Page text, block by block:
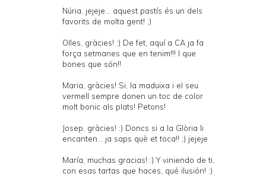
Núria, jejeje... aquest pastís és un dels
favorits de molta gent! ;)
Olles, gràcies! :) De fet, aquí a CA ja fa
força setmanes que en tenim!!! I que
bones que són!!
Maria, gràcies! Si, la maduixa i el seu
vermell sempre donen un toc de color
molt bonic als plats! Petons!
Josep, gràcies! :) Doncs si a la Glòria li
encanten... ja saps què et toca!! ;) jejeje
María, muchas gracias! :) Y viniendo de ti,
con esas tartas que haces, qué ilusión! :)